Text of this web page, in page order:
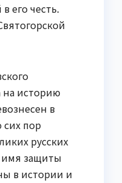
его честь.
на историю
в
пор
русских
имя защиты
в истории и